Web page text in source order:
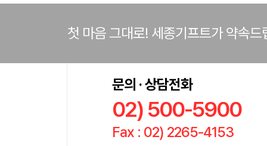
첫 마음 그대로! 세종기프트가 약속드
문의 · 상담전화
02) 500-5900
Fax : 02) 2265-4153